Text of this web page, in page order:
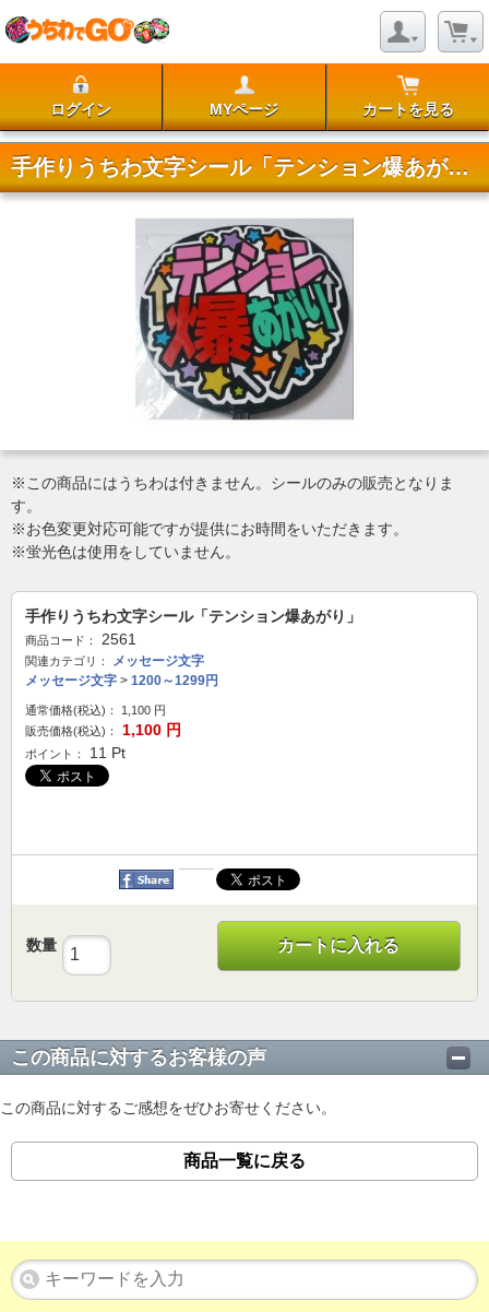
ログイン MYページ カートを見る
手作りうちわ文字シール「テンション爆あがり」
※この商品にはうちわは付きません。シールのみの販売となりま
す。
※お色変更対応可能ですが提供にお時間をいただきます。
※蛍光色は使用をしていません。
手作りうちわ文字シール「テンション爆あがり」
商品コード： 2561
関連カテゴリ：
メッセージ文字
メッセージ文字 > 1200～1299円
通常価格(税込)： 1,100 円
販売価格(税込)：
1,100 円
ポイント： 11 Pt
数量 カートに入れる
この商品に対するお客様の声
この商品に対するご感想をぜひお寄せください。
商品一覧に戻る